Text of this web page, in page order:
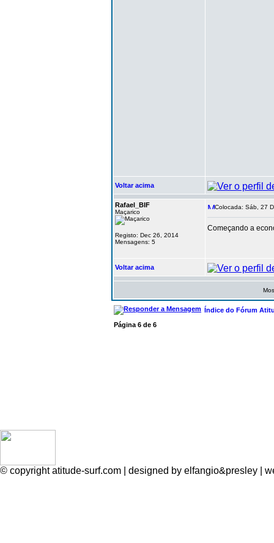
Voltar acima
Rafael_BIF
Maçarico
Registo: Dec 26, 2014
Mensagens: 5
Colocada: Sáb, 27
Começando a
Voltar acima
Índice do Fórum
Página 6 de 6
© copyright atitude-surf.com | designed by elfangio&presley |